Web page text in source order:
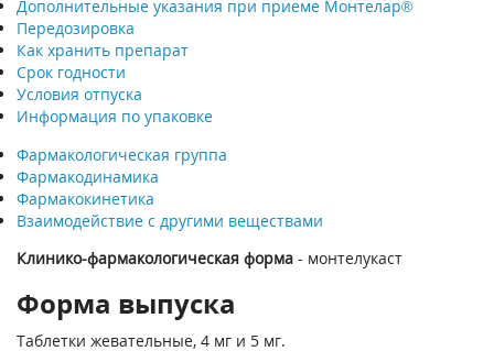
Дополнительные указания при приеме Монтелар®
Передозировка
Как хранить препарат
Срок годности
Условия отпуска
Информация по упаковке
Фармакологическая группа
Фармакодинамика
Фармакокинетика
Взаимодействие с другими веществами
Клинико-фармакологическая форма - монтелукаст
Форма выпуска
Таблетки жевательные, 4 мг и 5 мг.